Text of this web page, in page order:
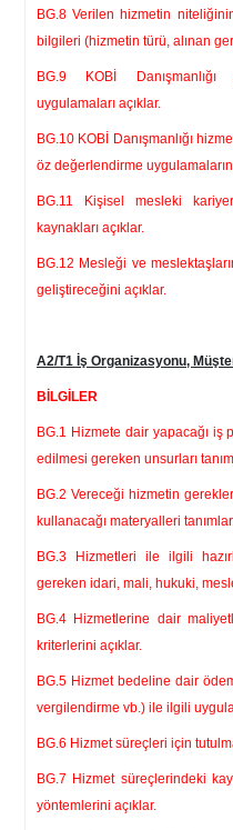
BG.8 Verilen hizmetin
bilgileri (hizmetin türü, alınan
BG.9 KOBİ
uygulamaları açıklar.
BG.10 KOBİ Danışmanlığı
öz değerlendirme
BG.11 Kişisel mesleki
kaynakları açıklar.
BG.12 Mesleği ve
geliştireceğini açıklar.
A2/T1 İş Organizasyonu,
BİLGİLER
BG.1 Hizmete dair yapacağı iş
edilmesi gereken unsurları
BG.2 Vereceği hizmetin
kullanacağı materyalleri
BG.3 Hizmetleri ile ilgili
gereken idari, mali, hukuki,
BG.4 Hizmetlerine dair
kriterlerini açıklar.
BG.5 Hizmet bedeline dair
vergilendirme vb.) ile ilgili
BG.6 Hizmet süreçleri için
BG.7 Hizmet süreçlerindeki
yöntemlerini açıklar.